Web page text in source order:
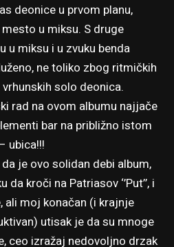
deonice u prvom planu,
u miksu. S druge
u miksu i u zvuku benda
ne toliko zbog ritmičkih
solo deonica.
rad na ovom albumu najjače
bar na približno istom
ubica!!!
je ovo solidan debi album,
kroči na Patriasov ‘’Put’’, i
ali moj konačan (i krajnje
utisak je da su mnoge
ceo izražaj nedovoljno drzak